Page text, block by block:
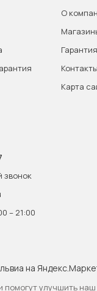
О
Контакты
Карта
звонок
– 21:00
помогут улучшить